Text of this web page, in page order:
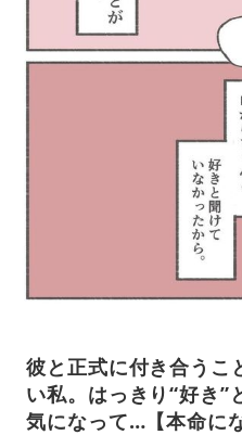
彼と正式に付き合うこ
い私。はっきり“好き”
気になって…【本命に